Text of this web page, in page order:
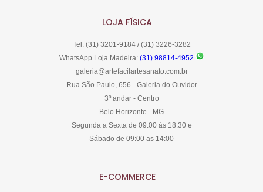
LOJA FÍSICA
Tel: (31) 3201-9184 / (31) 3226-3282
WhatsApp Loja Madeira: (31) 98814-4952
galeria@artefacilartesanato.com.br
Rua São Paulo, 656 - Galeria do Ouvidor
3º andar - Centro
Belo Horizonte - MG
Segunda a Sexta de 09:00 ás 18:30 e
Sábado de 09:00 as 14:00
E-COMMERCE